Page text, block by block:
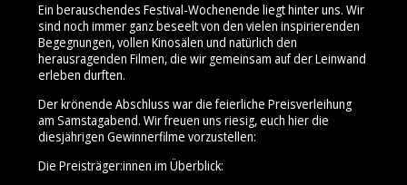
Ein berauschendes Festival-Wochenende liegt hinter uns. Wir
sind noch immer ganz beseelt von den vielen inspirierenden
Begegnungen, vollen Kinosälen und natürlich den
herausragenden Filmen, die wir gemeinsam auf der Leinwand
erleben durften.
Der krönende Abschluss war die feierliche Preisverleihung
am Samstagabend. Wir freuen uns riesig, euch hier die
diesjährigen Gewinnerfilme vorzustellen:
Die Preisträger:innen im Überblick: